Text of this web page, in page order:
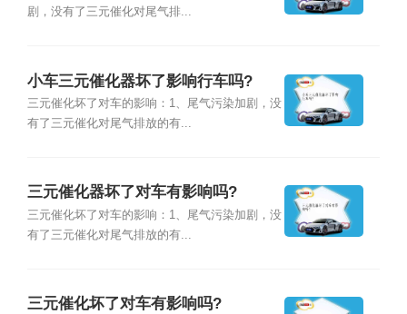
剧，没有了三元催化对尾气排...
小车三元催化器坏了影响行车吗?
三元催化坏了对车的影响：1、尾气污染加剧，没
有了三元催化对尾气排放的有...
三元催化器坏了对车有影响吗?
三元催化坏了对车的影响：1、尾气污染加剧，没
有了三元催化对尾气排放的有...
三元催化坏了对车有影响吗?